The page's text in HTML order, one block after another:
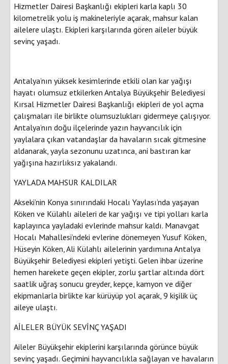
Hizmetler Dairesi Başkanlığı ekipleri karla kaplı 30
kilometrelik yolu iş makineleriyle açarak, mahsur kalan
ailelere ulaştı. Ekipleri karşılarında gören aileler büyük
sevinç yaşadı.
Antalya’nın yüksek kesimlerinde etkili olan kar yağışı
hayatı olumsuz etkilerken Antalya Büyükşehir Belediyesi
Kırsal Hizmetler Dairesi Başkanlığı ekipleri de yol açma
çalışmaları ile birlikte olumsuzlukları gidermeye çalışıyor.
Antalya’nın doğu ilçelerinde yazın hayvancılık için
yaylalara çıkan vatandaşlar da havaların sıcak gitmesine
aldanarak, yayla sezonunu uzatınca, ani bastıran kar
yağışına hazırlıksız yakalandı.
YAYLADA MAHSUR KALDILAR
Akseki’nin Konya sınırındaki Hocalı Yaylası’nda yaşayan
Köken ve Külahlı aileleri de kar yağışı ve tipi yolları karla
kaplayınca yayladaki evlerinde mahsur kaldı. Manavgat
Hocalı Mahallesi’ndeki evlerine dönemeyen Yusuf Köken,
Hüseyin Köken, Ali Külahlı ailelerinin yardımına Antalya
Büyükşehir Belediyesi ekipleri yetişti. Gelen ihbar üzerine
hemen harekete geçen ekipler, zorlu şartlar altında dört
saatlik uğraş sonucu greyder, kepçe, kamyon ve diğer
ekipmanlarla birlikte kar kürüyüp yol açarak, 9 kişilik üç
aileye ulaştı.
AİLELER BÜYÜK SEVİNÇ YAŞADI
Aileler Büyükşehir ekiplerini karşılarında görünce büyük
sevinç yaşadı. Geçimini hayvancılıkla sağlayan ve havaların